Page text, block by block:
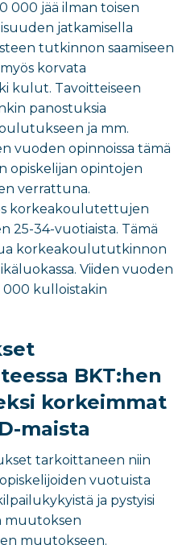
000 jää ilman toisen
jatkamisella
tutkinnon saamiseen
korvata
kulut. Tavoitteiseen
panostuksia
ja mm.
vuoden opinnoissa tämä
opiskelijan opintojen
verrattuna.
korkeakoulutettujen
25-34-vuotiaista. Tämä
korkeakoulututkinnon
Viiden vuoden
000 kulloistakin
BKT:hen
korkeimmat
maista
tarkoittaneen niin
vuotuista
ja pystyisi
muutoksen
muutokseen.